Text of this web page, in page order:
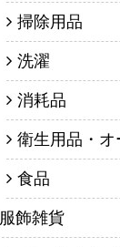
掃除用品
洗濯
消耗品
衛生用品・
食品
服飾雑貨